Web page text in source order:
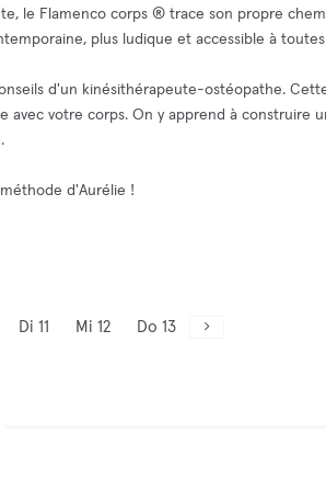
le Flamenco corps ® trace son propre
plus ludique et accessible à
d'un kinésithérapeute-ostéopathe.
votre corps. On y apprend à construire
d'Aurélie !
Di 11 Mi 12 Do 13